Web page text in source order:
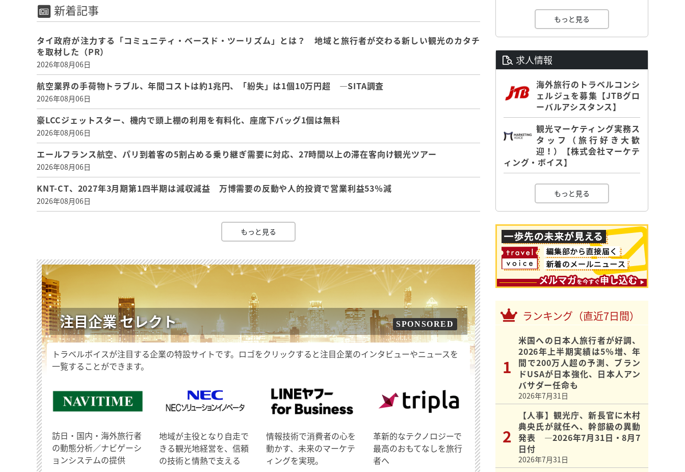
新着記事
タイ政府が注力する「コミュニティ・ベースド・ツーリズム」とは？ 地域と旅行者が交わる新しい観光のカタチ
を取材した（PR）
2026年08月06日
航空業界の手荷物トラブル、年間コストは約1兆円、「紛失」は1個10万円超 ―SITA調査
2026年08月06日
豪LCCジェットスター、機内で頭上棚の利用を有料化、座席下バッグ1個は無料
2026年08月06日
エールフランス航空、パリ到着客の5割占める乗り継ぎ需要に対応、27時間以上の滞在客向け観光ツアー
2026年08月06日
KNT-CT、2027年3月期第1四半期は減収減益 万博需要の反動や人的投資で営業利益53％減
2026年08月06日
もっと見る
注目企業 セレクト SPONSORED
トラベルボイスが注目する企業の特設サイトです。ロゴをクリックすると注目企業のインタビューやニュースを
一覧することができます。
訪日・国内・海外旅行者
の動態分析／ナビゲーシ
ョンシステムの提供
地域が主役となり自走で
きる観光地経営を、信頼
の技術と情熱で支える
情報技術で消費者の心を
動かす、未来のマーケテ
ィングを実現。
革新的なテクノロジーで
最高のおもてなしを旅行
者へ
もっと見る
求人情報
海外旅行のトラベルコンシ
ェルジュを募集【JTBグロ
ーバルアシスタンス】
観光マーケティング実務ス
タッフ（旅行好き大歓
迎！）【株式会社マーケテ
ィング・ボイス】
もっと見る
ランキング（直近7日間）
米国への日本人旅行者が好調、
2026年上半期実績は5％増、年
間で200万人超の予測、ブラン
ドUSAが日本強化、日本人アン
バサダー任命も
2026年7月31日
【人事】観光庁、新長官に木村
典央氏が就任へ、幹部級の異動
発表 ―2026年7月31日・8月7
日付
2026年7月31日